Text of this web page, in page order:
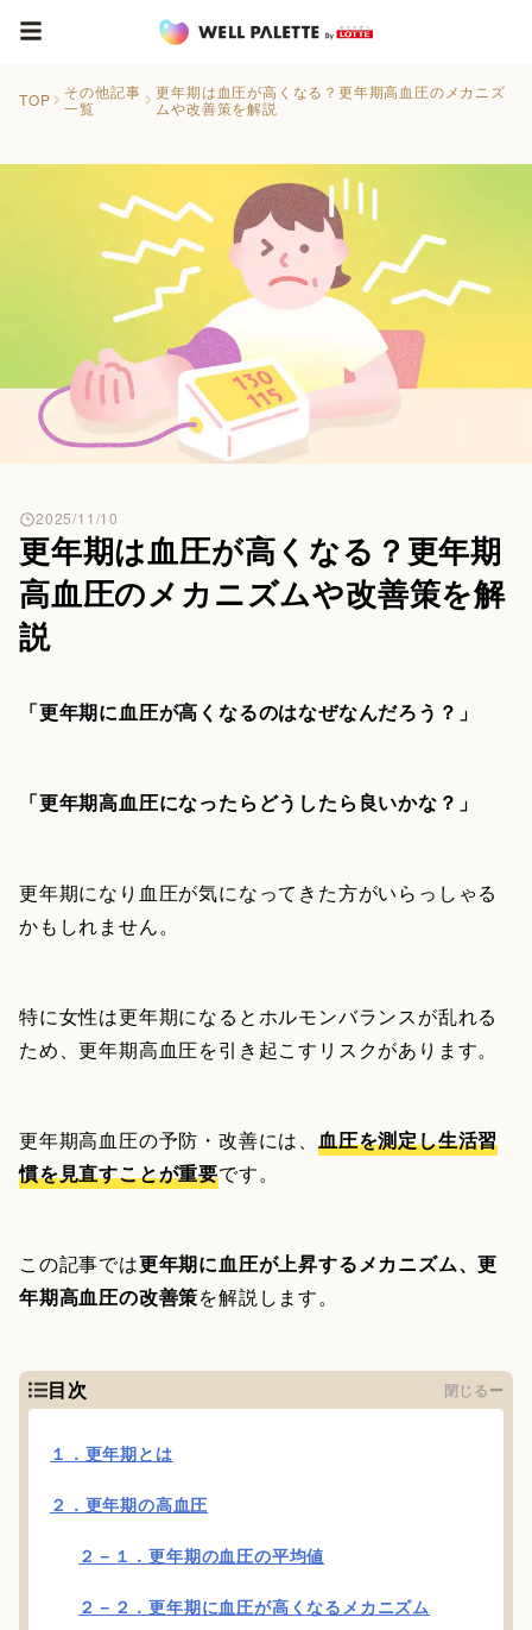
TOP
その他記事
一覧
更年期は血圧が高くなる？更年期高血圧のメカニズ
ムや改善策を解説
更年期は血圧が高くなる？更年期
高血圧のメカニズムや改善策を解
説
2025/11/10
「更年期に血圧が高くなるのはなぜなんだろう？」
「更年期高血圧になったらどうしたら良いかな？」
更年期になり血圧が気になってきた方がいらっしゃる
かもしれません。
特に女性は更年期になるとホルモンバランスが乱れる
ため、更年期高血圧を引き起こすリスクがあります。
更年期高血圧の予防・改善には、 血圧を測定し生活習
慣を見直すことが重要です。
この記事では更年期に血圧が上昇するメカニズム、更
年期高血圧の改善策を解説します。
目次 閉じる
１．更年期とは
２．更年期の高血圧
２－１．更年期の血圧の平均値
２－２．更年期に血圧が高くなるメカニズム